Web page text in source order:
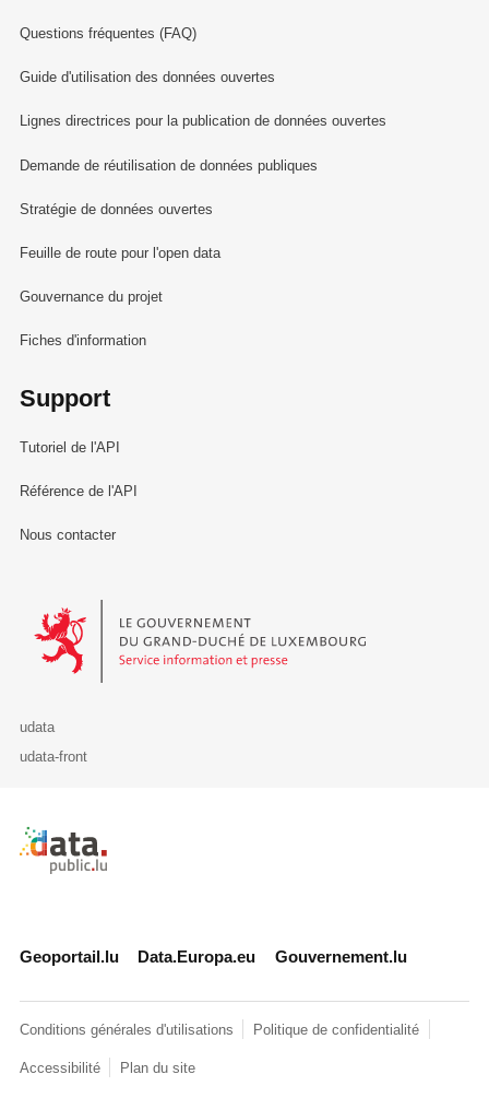
Questions fréquentes (FAQ)
Guide d'utilisation des données ouvertes
Lignes directrices pour la publication de données ouvertes
Demande de réutilisation de données publiques
Stratégie de données ouvertes
Feuille de route pour l'open data
Gouvernance du projet
Fiches d'information
Support
Tutoriel de l'API
Référence de l'API
Nous contacter
Le Gouvernement du Grand-Duché de Luxembourg - Service
udata
udata-front
Retour à l'accueil de data.public.lu
Geoportail.lu Data.Europa.eu Gouvernement.lu
Conditions générales d'utilisations Politique de confidentialité
Accessibilité Plan du site